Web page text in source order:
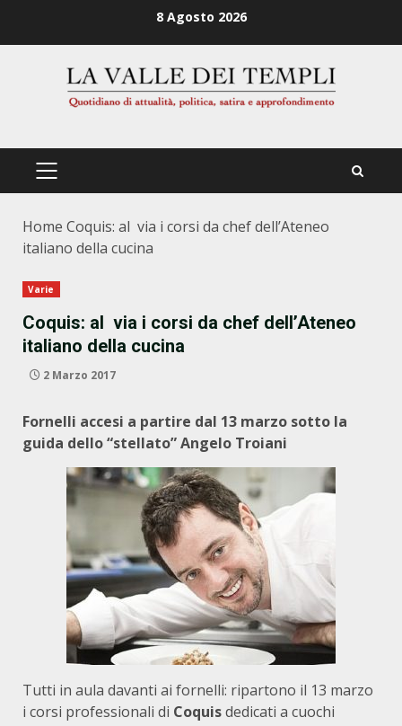
8 Agosto 2026
PRIMÄRES
Home Coquis: al via i corsi da chef dell’Ateneo
italiano della cucina
Varie
Coquis: al via i corsi da chef dell’Ateneo
italiano della cucina
2 Marzo 2017
Fornelli accesi a partire dal 13 marzo sotto la
guida dello “stellato” Angelo Troiani
Tutti in aula davanti ai fornelli: ripartono il 13 marzo
i corsi professionali di Coquisdedicati a cuochi